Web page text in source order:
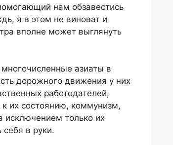
нам обзавестись
я в этом не виноват и
вполне может выглянуть
азиаты в
дорожного движения у них
работодателей,
к их состоянию, коммунизм,
исключением только их
себя в руки.